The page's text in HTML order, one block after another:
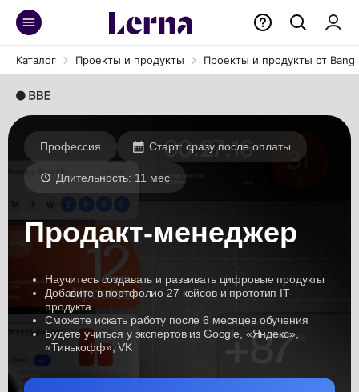
Каталог Проекты и продукты Проекты и продукты от Bang
Профессия Старт: сразу после оплаты
Длительность: 11 мес
Продакт-менеджер
Научитесь создавать и развивать цифровые продукты
Добавите в портфолио 27 кейсов и прототип IT-
продукта
Сможете искать работу после 6 месяцев обучения
Будете учиться у экспертов из Google, «Яндекс»,
«Тинькофф», VK